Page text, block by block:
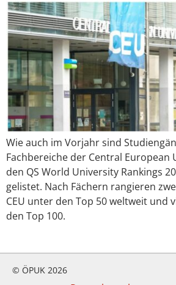
Wie auch im Vorjahr sind
Fachbereiche der Central European
den QS World University Rankings
gelistet. Nach Fächern rangieren
CEU unter den Top 50 weltweit und
den Top 100.
© ÖPUK 2026